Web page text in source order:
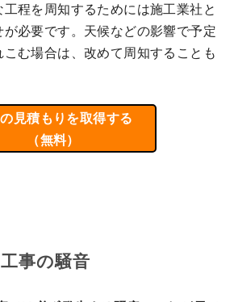
程を周知するためには施工業社と
必要です。天候などの影響で予定
む場合は、改めて周知することも
見積もりを取得する
（無料）
事の騒音